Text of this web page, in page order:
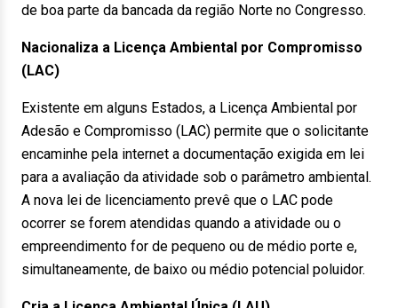
de boa parte da bancada da região Norte no Congresso.
Nacionaliza a Licença Ambiental por Compromisso
(LAC)
Existente em alguns Estados, a Licença Ambiental por
Adesão e Compromisso (LAC) permite que o solicitante
encaminhe pela internet a documentação exigida em lei
para a avaliação da atividade sob o parâmetro ambiental.
A nova lei de licenciamento prevê que o LAC pode
ocorrer se forem atendidas quando a atividade ou o
empreendimento for de pequeno ou de médio porte e,
simultaneamente, de baixo ou médio potencial poluidor.